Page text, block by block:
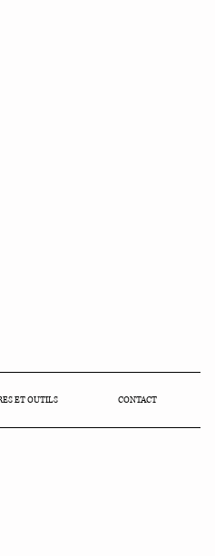
ET OUTILS CONTACT